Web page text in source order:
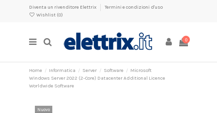
Diventa un rivenditore Elettrix
Termini e condizioni d'uso
Wishlist (0)
0
Home Informatica Server Software
Microsoft
Windows Server 2022 (2-Core) Datacenter Additional Licence
Worldwide Software
Nuovo